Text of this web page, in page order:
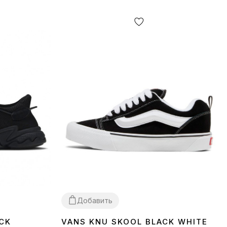
Добавить
VANS KNU SKOOL BLACK WHITE